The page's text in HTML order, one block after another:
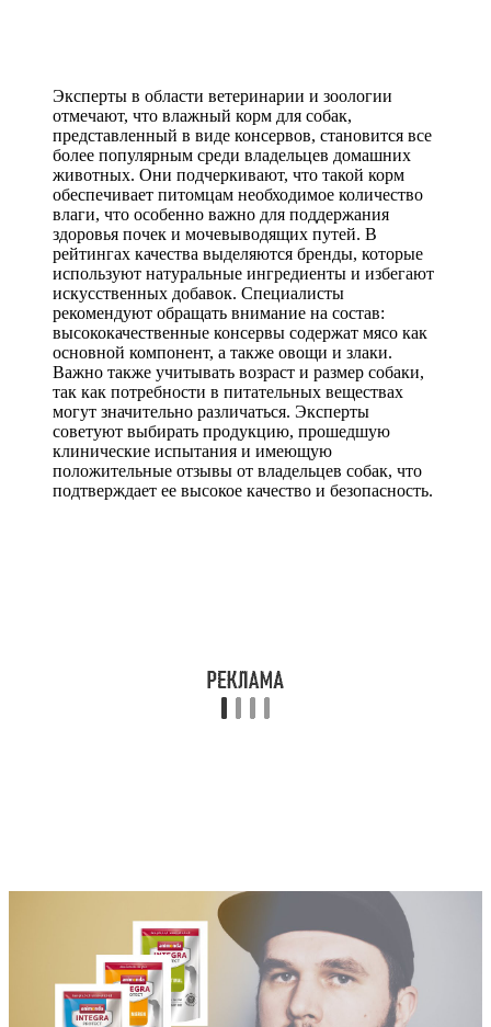
Эксперты в области ветеринарии и зоологии
отмечают, что влажный корм для собак,
представленный в виде консервов, становится все
более популярным среди владельцев домашних
животных. Они подчеркивают, что такой корм
обеспечивает питомцам необходимое количество
влаги, что особенно важно для поддержания
здоровья почек и мочевыводящих путей. В
рейтингах качества выделяются бренды, которые
используют натуральные ингредиенты и избегают
искусственных добавок. Специалисты
рекомендуют обращать внимание на состав:
высококачественные консервы содержат мясо как
основной компонент, а также овощи и злаки.
Важно также учитывать возраст и размер собаки,
так как потребности в питательных веществах
могут значительно различаться. Эксперты
советуют выбирать продукцию, прошедшую
клинические испытания и имеющую
положительные отзывы от владельцев собак, что
подтверждает ее высокое качество и безопасность.